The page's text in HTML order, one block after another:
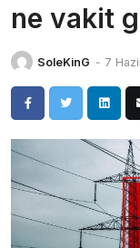
ne vakit
SoleKinG - 7